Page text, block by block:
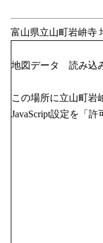
富山県立山町岩峅寺
地図データ 読み込
この場所に立山町岩
JavaScript設定を「